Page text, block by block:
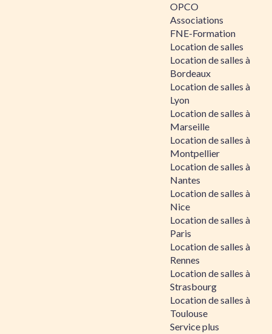
OPCO
Associations
FNE-Formation
Location de salles
Location de salles à
Bordeaux
Location de salles à
Lyon
Location de salles à
Marseille
Location de salles à
Montpellier
Location de salles à
Nantes
Location de salles à
Nice
Location de salles à
Paris
Location de salles à
Rennes
Location de salles à
Strasbourg
Location de salles à
Toulouse
Service plus